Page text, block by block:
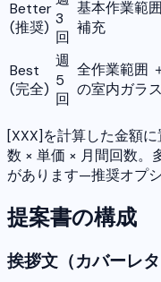
Better
(推奨) 3
回
基本作業範
補充
Best
(完全)
週
5
回
全作業範囲
の室内ガラ
[XXX]を計算した金額
数 × 単価 × 月間回数。
があります—推奨オプ
提案書の構成
挨拶文（カバーレタ